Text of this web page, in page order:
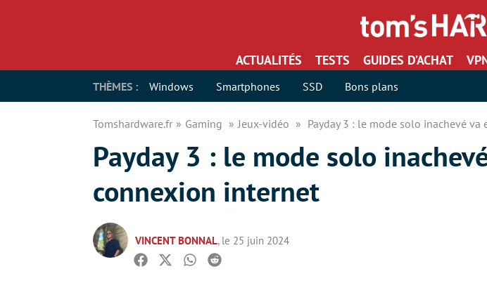
ACTUALITÉS TESTS GUIDES D’ACHAT
THÈMES : Windows Smartphones SSD Bons plans
Tomshardware.fr Gaming Jeux-vidéo Payday 3 : le mode solo inachevé
Payday 3 : le mode solo
connexion internet
VINCENT BONNAL, le 25 juin 2024
Facebook
TwitterWhatsapp
Reddit